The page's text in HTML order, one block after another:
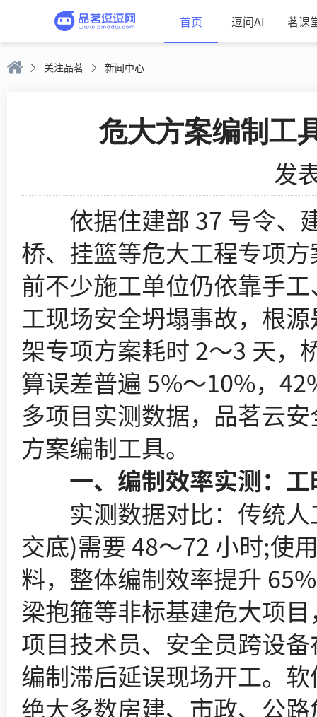
首页 逗问AI 茗课
关注品茗 新闻中心
危大方案编制工
发
依据住建部 37 号令、
桥、挂篮等危大工程专项
前不少施工单位仍依靠手
工现场安全坍塌事故，根
架专项方案耗时 2～3 天，
算误差普遍 5%～10%，
多项目实测数据，品茗云
方案编制工具。
一、编制效率实测：工
实测数据对比：传统人
交底)需要 48～72 小时;使
料，整体编制效率提升
梁抱箍等非标基建危大项
项目技术员、安全员跨设
编制滞后延误现场开工。
绝大多数房建、市政、公